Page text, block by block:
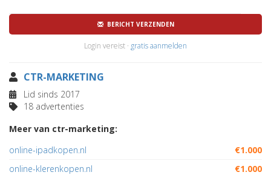
BERICHT VERZENDEN
Login vereist · gratis aanmelden
CTR-MARKETING
Lid sinds 2017
18 advertenties
Meer van ctr-marketing:
online-ipadkopen.nl
€1.000
online-klerenkopen.nl
€1.000